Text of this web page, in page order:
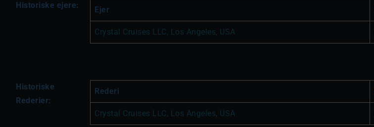
Historiske ejere: Ejer
Crystal Cruises LLC, Los Angeles, USA
Historiske
Rederier:
Rederi
Crystal Cruises LLC, Los Angeles, USA